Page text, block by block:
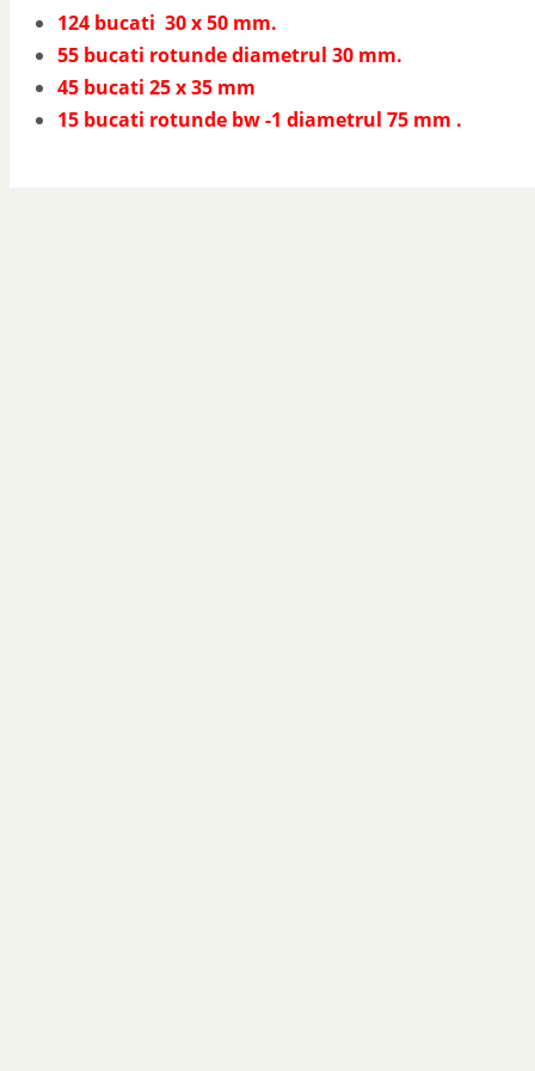
124 bucati 30 x 50 mm.
55 bucati rotunde diametrul 30 mm.
45 bucati 25 x 35 mm
15 bucati rotunde bw -1 diametrul 75 mm .